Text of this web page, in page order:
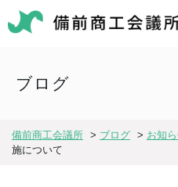
ブログ
備前商工会議所 > ブログ > お知
施について